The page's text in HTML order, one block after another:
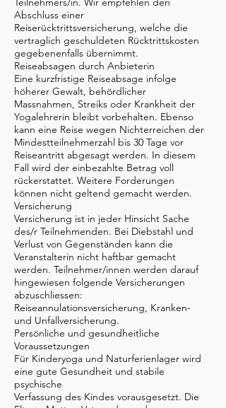
Abschluss einer
Reiserücktrittsversicherung, welche die
vertraglich geschuldeten Rücktrittskosten
gegebenenfalls übernimmt.
Reiseabsagen durch Anbieterin
Eine kurzfristige Reiseabsage infolge
höherer Gewalt, behördlicher
Massnahmen, Streiks oder Krankheit der
Yogalehrerin bleibt vorbehalten. Ebenso
kann eine Reise wegen Nichterreichen der
Mindestteilnehmerzahl bis 30 Tage vor
Reiseantritt abgesagt werden. In diesem
Fall wird der einbezahlte Betrag voll
rückerstattet. Weitere Forderungen
können nicht geltend gemacht werden.
Versicherung
Versicherung ist in jeder Hinsicht Sache
des/r Teilnehmenden. Bei Diebstahl und
Verlust von Gegenständen kann die
Veranstalterin nicht haftbar gemacht
werden. Teilnehmer/innen werden darauf
hingewiesen folgende Versicherungen
abzuschliessen:
Reiseannulationsversicherung, Kranken-
und Unfallversicherung.
Persönliche und gesundheitliche
Voraussetzungen
Für Kinderyoga und Naturferienlager wird
eine gute Gesundheit und stabile
psychische
Verfassung des Kindes vorausgesetzt. Die